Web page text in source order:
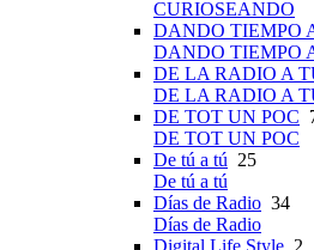
CURIOSEANDO
DANDO TIEMPO
DANDO TIEMPO
DE LA RADIO A
DE LA RADIO A
DE TOT UN POC
DE TOT UN POC
De tú a tú 25
De tú a tú
Días de Radio 34
Días de Radio